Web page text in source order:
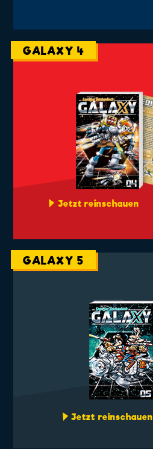
GALAXY 4
Jetzt reinschauen
GALAXY 5
Jetzt reinschauen